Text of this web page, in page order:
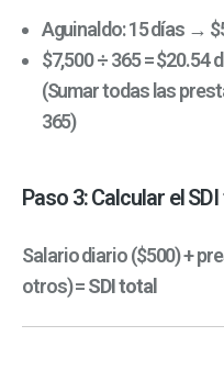
Aguinaldo: 15 días →
$7,500 ÷ 365 = $20.54
(Sumar todas las
365)
Paso 3: Calcular el
Salario diario ($500) +
otros) =SDI total